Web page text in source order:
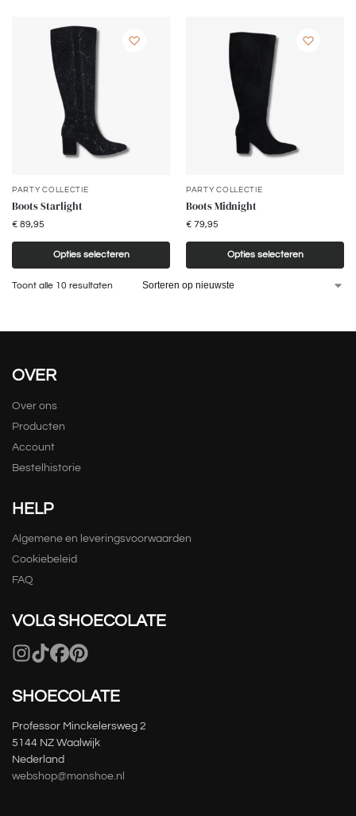
PARTY COLLECTIE
Boots Starlight
€ 89,95
Opties selecteren
PARTY COLLECTIE
Boots Midnight
€ 79,95
Opties selecteren
Toont alle 10 resultaten
OVER
Over ons
Producten
Account
Bestelhistorie
HELP
Algemene en leveringsvoorwaarden
Cookiebeleid
FAQ
VOLG SHOECOLATE
SHOECOLATE
Professor Minckelersweg 2
5144 NZ Waalwijk
Nederland
webshop@monshoe.nl